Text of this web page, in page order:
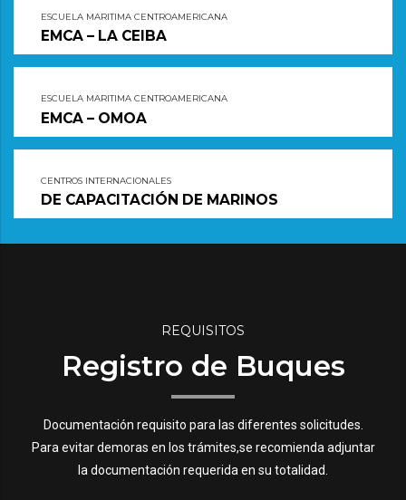
ESCUELA MARITIMA CENTROAMERICANA
EMCA – LA CEIBA
ESCUELA MARITIMA CENTROAMERICANA
EMCA – OMOA
CENTROS INTERNACIONALES
DE CAPACITACIÓN DE MARINOS
REQUISITOS
Registro de Buques
Documentación requisito para las diferentes solicitudes.
Para evitar demoras en los trámites,se recomienda adjuntar
la documentación requerida en su totalidad.